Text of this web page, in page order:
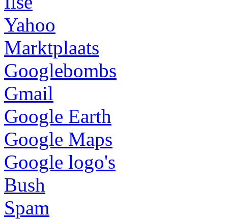
Yahoo
Marktplaats
Googlebombs
Gmail
Google Earth
Google Maps
Google logo's
Bush
Spam